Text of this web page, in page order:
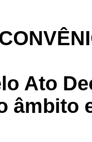
Ato
âmbito